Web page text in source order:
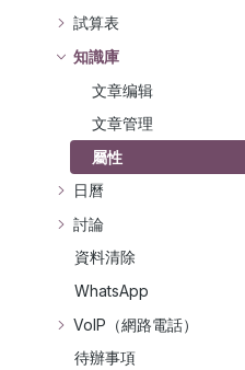
試算表
知識庫
文章编辑
文章管理
屬性
日曆
討論
資料清除
WhatsApp
VoIP（網路電話）
待辦事項